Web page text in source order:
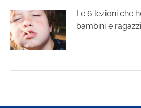
Le 6 lezioni che
bambini e ragazzi